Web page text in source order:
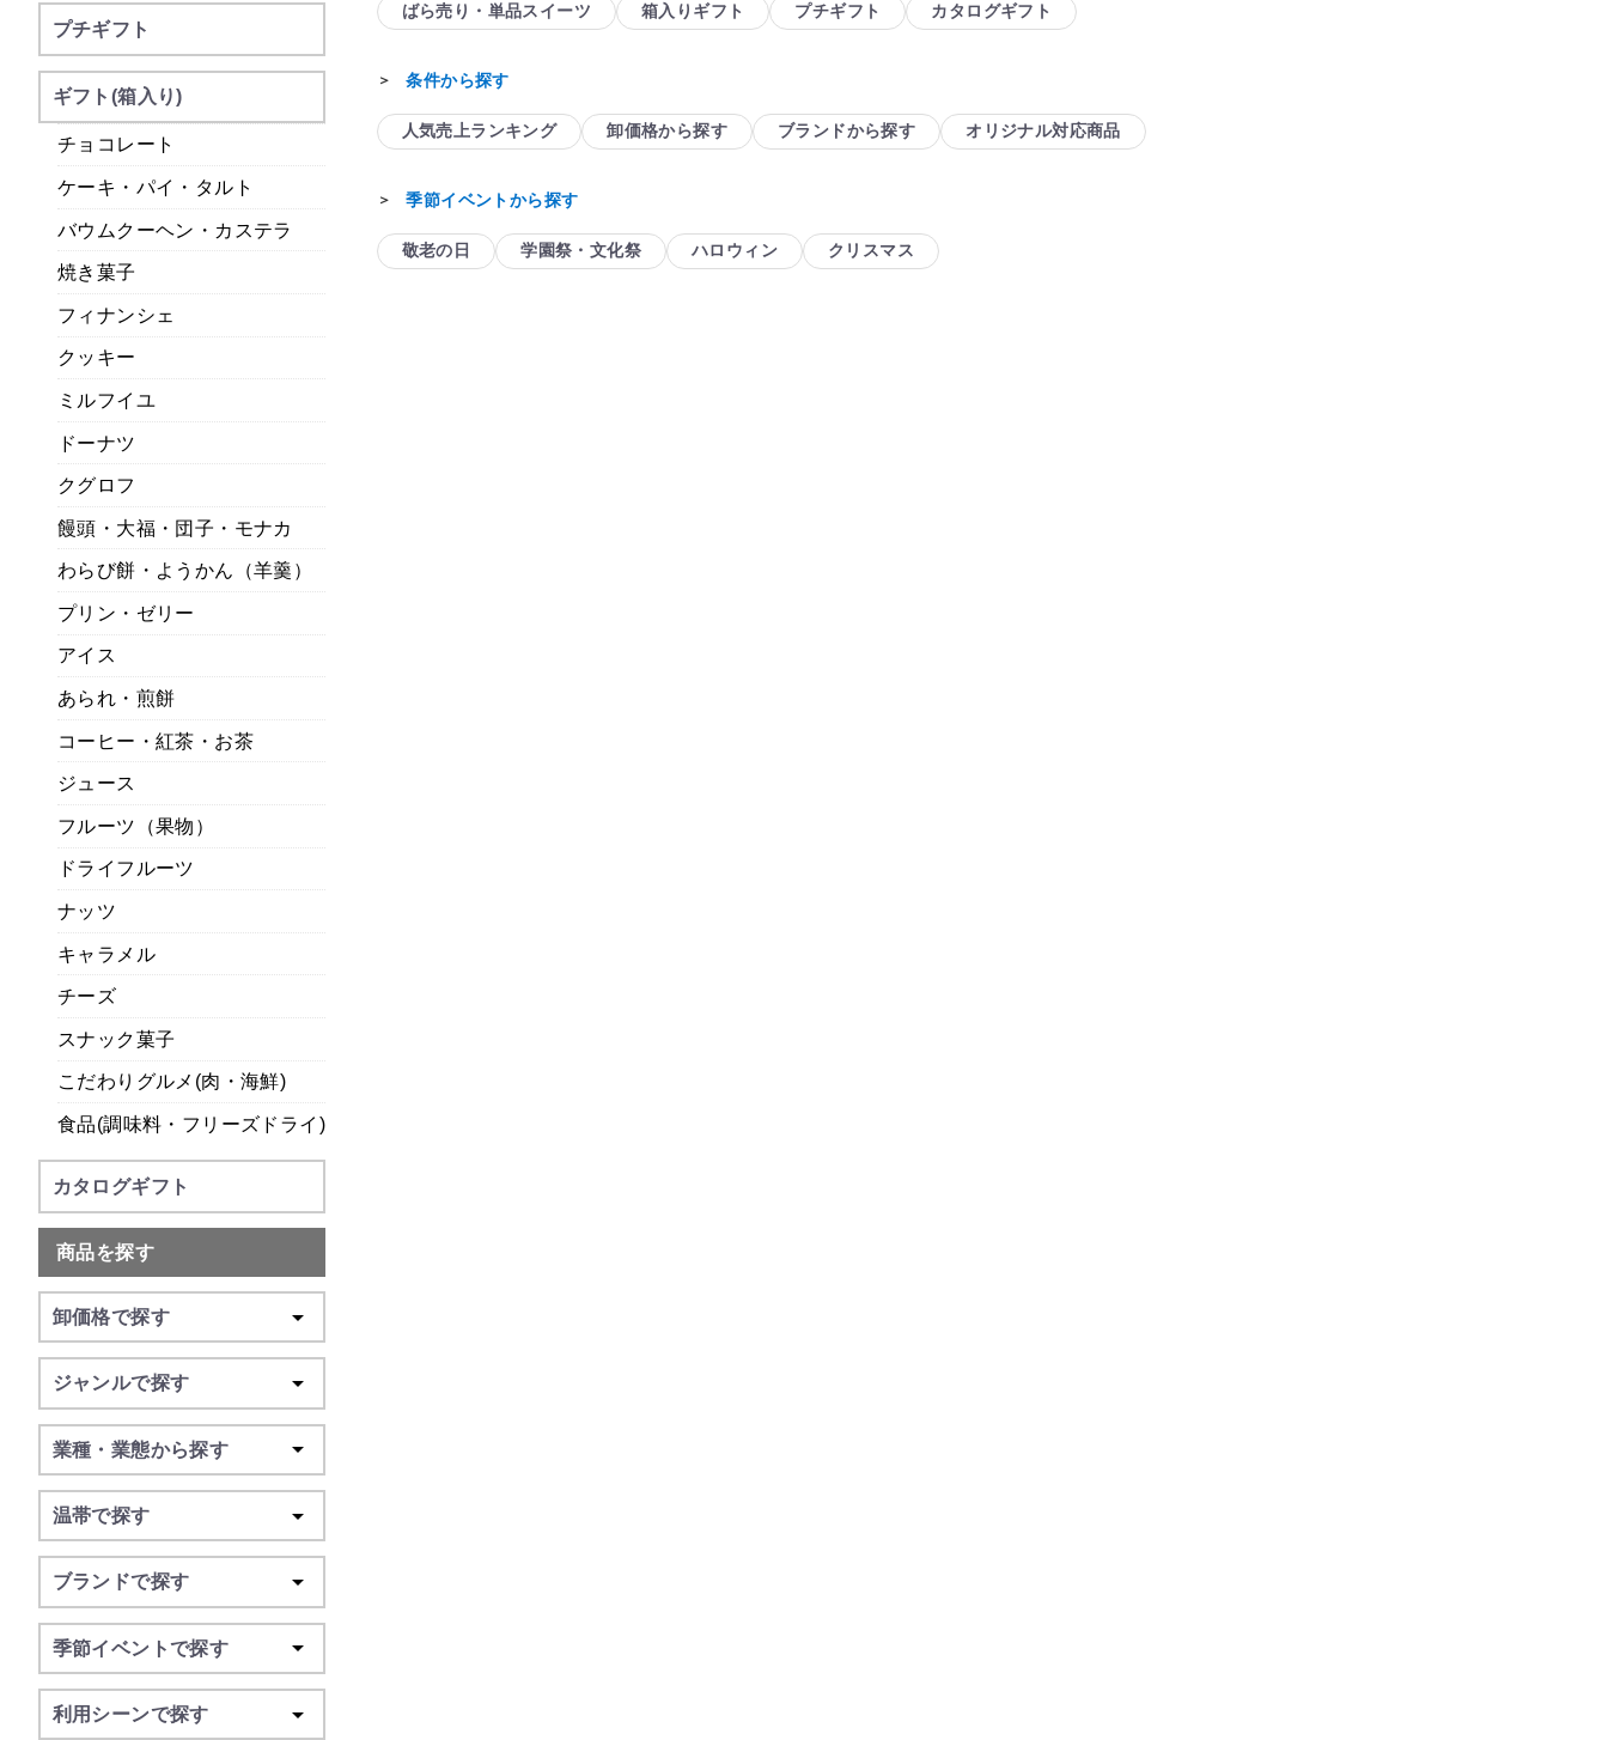
ばら売り・単品スイーツ 箱入りギフト プチギフト カタログギフト
＞条件から探す
人気売上ランキング 卸価格から探す ブランドから探す オリジナル対応商品
＞季節イベントから探す
敬老の日 学園祭・文化祭 ハロウィン クリスマス
プチギフト
ギフト(箱入り)
チョコレート
ケーキ・パイ・タルト
バウムクーヘン・カステラ
焼き菓子
フィナンシェ
クッキー
ミルフイユ
ドーナツ
クグロフ
饅頭・大福・団子・モナカ
わらび餅・ようかん（羊羹）
プリン・ゼリー
アイス
あられ・煎餅
コーヒー・紅茶・お茶
ジュース
フルーツ（果物）
ドライフルーツ
ナッツ
キャラメル
チーズ
スナック菓子
こだわりグルメ(肉・海鮮)
食品(調味料・フリーズドライ)
カタログギフト
商品を探す
卸価格で探す
ジャンルで探す
業種・業態から探す
温帯で探す
ブランドで探す
季節イベントで探す
利用シーンで探す